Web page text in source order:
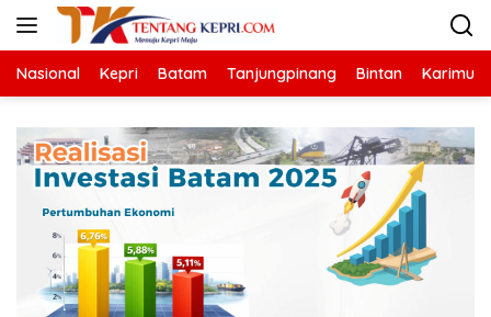
Langsung
Nasional Kepri Batam Tanjungpinang Bintan Karimun